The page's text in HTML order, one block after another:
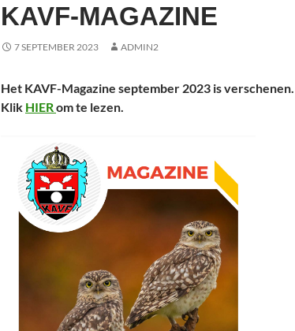
KAVF-MAGAZINE
7 SEPTEMBER 2023 ADMIN2
Het KAVF-Magazine september 2023 is verschenen.
Klik HIERom te lezen.